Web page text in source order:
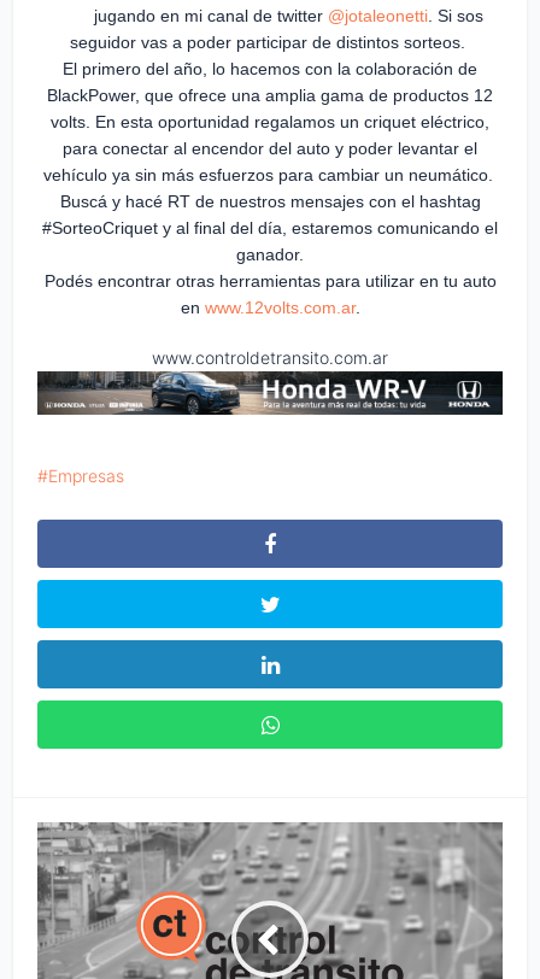
jugando en mi canal de twitter @jotaleonetti. Si sos
seguidor vas a poder participar de distintos sorteos.
El primero del año, lo hacemos con la colaboración de
BlackPower, que ofrece una amplia gama de productos 12
volts. En esta oportunidad regalamos un criquet eléctrico,
para conectar al encendor del auto y poder levantar el
vehículo ya sin más esfuerzos para cambiar un neumático.
Buscá y hacé RT de nuestros mensajes con el hashtag
#SorteoCriquet y al final del día, estaremos comunicando el
ganador.
Podés encontrar otras herramientas para utilizar en tu auto
en www.12volts.com.ar.
www.controldetransito.com.ar
Empresas